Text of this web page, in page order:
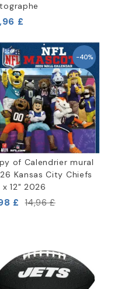
£
-40%
of Calendrier mural
Kansas City Chiefs
x 12" 2026
£ 14,96 £